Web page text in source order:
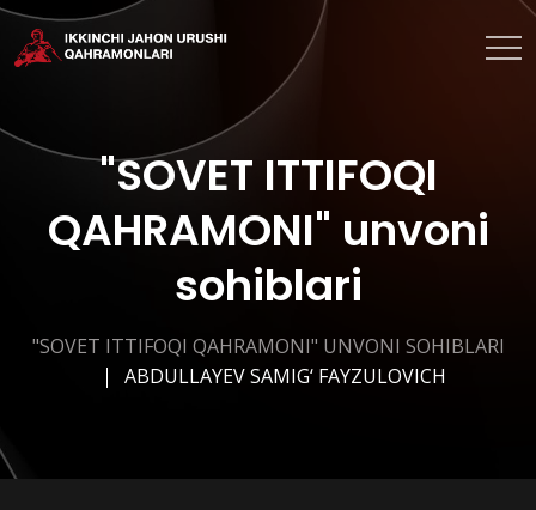
"SOVET ITTIFOQI
QAHRAMONI" unvoni
sohiblari
"SOVET ITTIFOQI QAHRAMONI" UNVONI SOHIBLARI
ABDULLAYEV SAMIG‘ FAYZULOVICH